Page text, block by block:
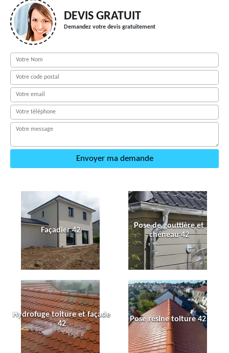
DEVIS GRATUIT
Demandez votre devis gratuitement
Façadier 42
Pose de gouttière et
chéneau 42
Hydrofuge toiture et façade
42
Pose résine toiture 42